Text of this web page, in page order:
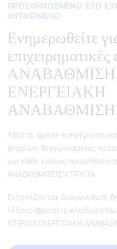
ΠΡΟΣΑΡΜΟΣΜΕΝΟ ΣΤΟ
ΑΝΤΙΚΕΙΜΕΝΟ
Ενημερωθείτε
επιχειρηματικές
ΑΝΑΒΑΘΜΙΣΗ
ΕΝΕΡΓΕΙΑΚΗ
ΑΝΑΒΑΘΜΙΣΗ,
Λάβετε άμεση ενημέρωση
φορέων, διαγωνισμούς,
για κάθε είδους προμήθεια
ΑΝΑΒΑΘΜΙΣΕΙΣ ΚΤΙΡΙΩΝ
Εντοπίζονται διαγωνισμοί
λέξεις-φράσεις κλειδιά
ΚΤΙΡΙΟΥ,ΕΝΕΡΓΕΙΑΚΗ